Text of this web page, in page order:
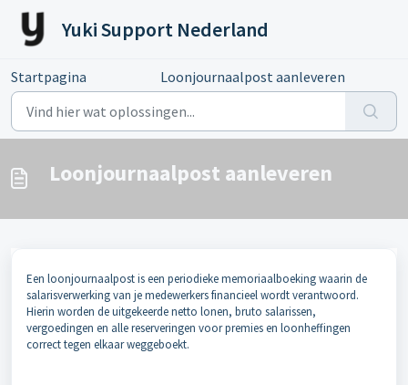
Doorgaan naar hoofdinhoud
Yuki Support Nederland
Startpagina Loonjournaalpost aanleveren
Loonjournaalpost aanleveren
Een loonjournaalpost is een periodieke memoriaalboeking waarin de
salarisverwerking van je medewerkers financieel wordt verantwoord.
Hierin worden de uitgekeerde netto lonen, bruto salarissen,
vergoedingen en alle reserveringen voor premies en loonheffingen
correct tegen elkaar weggeboekt.